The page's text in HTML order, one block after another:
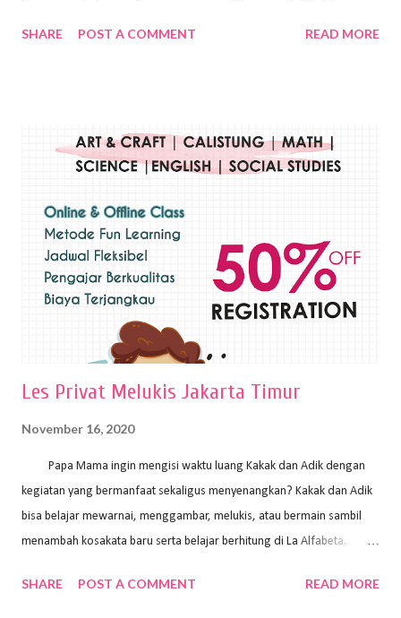
Wayan Kun Adnyana, teknik yang berbeda tentunya akan
menggunakan bahan dasar cat air, cat akrilik, atau cat minyak dengan
sapuan warna cat yang tebal. Dengan memberikan sapuan warna
pelukis untuk menghasilkan lukisan yang mempesona dan tentunya
bernilai tinggi. Ciri teknik plakat Ciri-ciri teknik plakat, yaitu: Sapuan
warna yang kental dan tebal. Hasil lukisan menutupi seluruh bagian
medianya Mem...
SHARE POST A COMMENT READ MORE
Les Privat Melukis Jakarta Timur
November 16, 2020
Papa Mama ingin mengisi waktu luang Kakak dan Adik dengan
kegiatan yang bermanfaat sekaligus menyenangkan? Kakak dan Adik
bisa belajar mewarnai, menggambar, melukis, atau bermain sambil
menambah kosakata baru serta belajar berhitung di La Alfabeta.
kok untuk mengajar dengan metode yang fun, La Alfabeta
SHARE POST A COMMENT READ MORE